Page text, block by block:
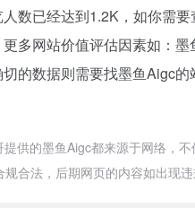
数已经达到1.2K，如你需
多网站价值评估因素如：
的数据则需要找墨鱼Aigc
供的墨鱼Aigc都来源于网络，
规合法，后期网页的内容如出现